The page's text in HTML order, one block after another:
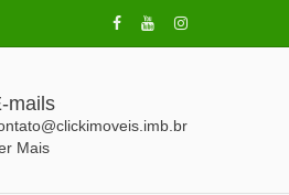
mails
Mais